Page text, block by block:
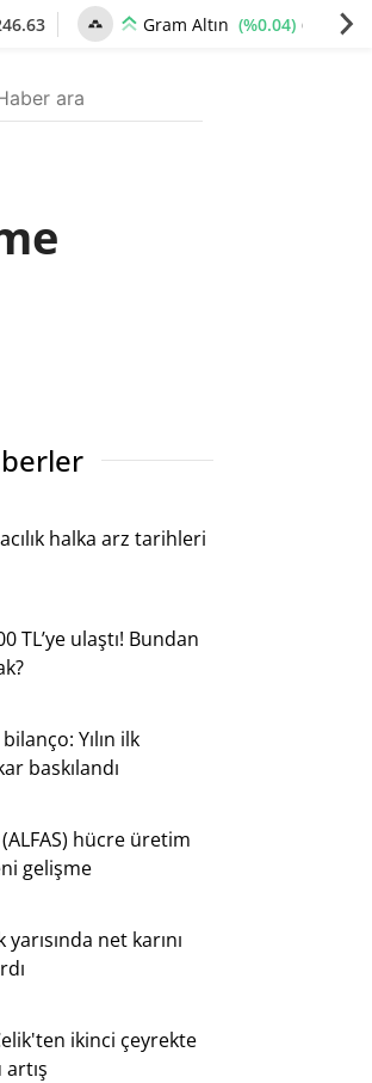
Gram Altın (%0.04) 6498.68
halka arz tarihleri
TL’ye ulaştı! Bundan
Yılın ilk
baskılandı
hücre üretim
gelişme
yarısında net karını
ikinci çeyrekte
artış